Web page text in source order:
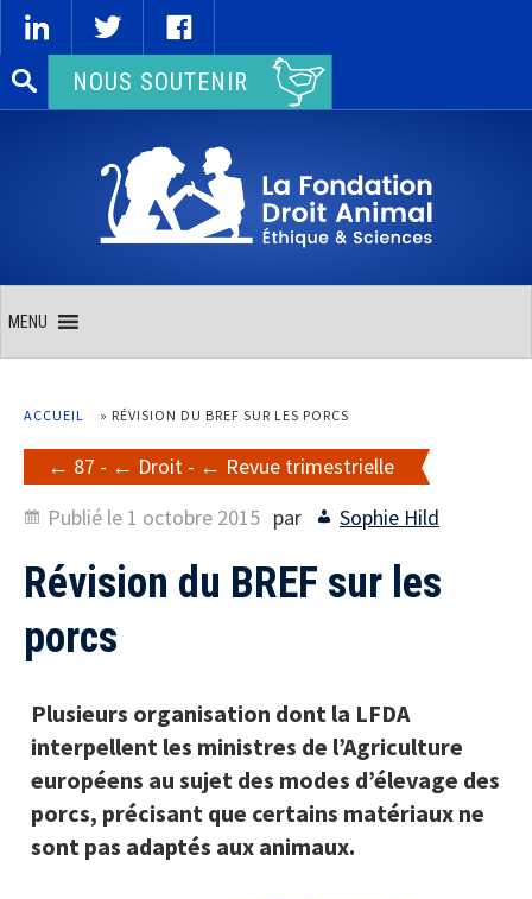
Rechercher :NOUS SOUTENIR
MENU
ACCUEIL » RÉVISION DU BREF SUR LES PORCS
87 - Droit -
Revue trimestrielle
Publié le 1 octobre 2015 par Sophie Hild
Révision du BREF sur les
porcs
Plusieurs organisation dont la LFDA
interpellent les ministres de l’Agriculture
européens au sujet des modes d’élevage des
porcs, précisant que certains matériaux ne
sont pas adaptés aux animaux.